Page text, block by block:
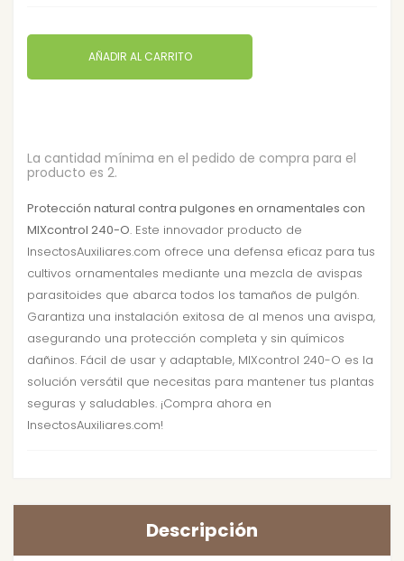
AÑADIR AL CARRITO
La cantidad mínima en el pedido de compra para el
producto es 2.
Protección natural contra pulgones en ornamentales con
MIXcontrol 240-O. Este innovador producto de
InsectosAuxiliares.com ofrece una defensa eficaz para tus
cultivos ornamentales mediante una mezcla de avispas
parasitoides que abarca todos los tamaños de pulgón.
Garantiza una instalación exitosa de al menos una avispa,
asegurando una protección completa y sin químicos
dañinos. Fácil de usar y adaptable, MIXcontrol 240-O es la
solución versátil que necesitas para mantener tus plantas
seguras y saludables. ¡Compra ahora en
InsectosAuxiliares.com!
Descripción